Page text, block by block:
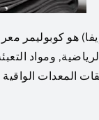
هو كوبوليمر
المعدات